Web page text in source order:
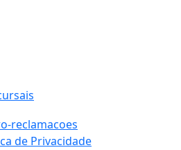
de Privacidade